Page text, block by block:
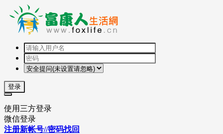
登录
使用三方登录
微信登录
注册新帐号//密码找回